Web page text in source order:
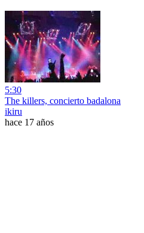
5:30
The killers, concierto badalona
ikiru
hace 17 años